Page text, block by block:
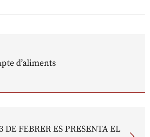
d’aliments
DE FEBRER ES PRESENTA EL